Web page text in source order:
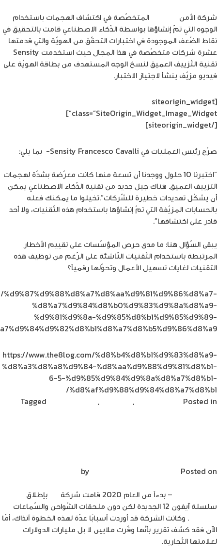
شركة الأمن
المتخصّصة في اكتشاف الهجمات باستخدام
الوجوه التي تمّ إنشاؤها بواسطة الذّكاء الاصطناعي قامت بالتحقيق في
نقاط الضّعف الموجودة في اختبارات التحقّق من الهويّة والتي قدمتها
عشرة شركات متخصّصة في هذا المجال حيث استخدمت Sensity
تقنية التّزييف العميق لنسخ الوجه المستهدف من بطاقة الهويّة على
فيديو مزيّف ينشأ لاجتياز الاختبار.
[siteorigin_widget
class=”SiteOrigin_Widget_Image_Widget”]
[/siteorigin_widget]
صرّح رئيس العمليات في Sensity Francesco Cavalli- بما يلي:
“اختبرنا 10 حلول ووجدنا أن تسعة منها كانت معرّضة بشدّة لهجمات
التزييف العميق. هناك جيل جديد من تقنية الذّكاء الاصطناعي يمكن
أن يشكّل تهديدات خطيرة للشّركات”.تخيلوا ما يمكنك فعله
بالحسابات المزيّفة التي تمّ إنشاؤها باستخدام هذه التّقنيات، ولا أحد
قادر على اكتشافها”.
يبقى السّؤال هنا: ما مدى حرص المؤسّسات على تقييم الأخطار
المرتبطة باستخدام التّقنيات النّاشئة على الرّغم من توظيف هذه
التقنيات لغايات تسهيل الأعمال وتحوّلها رقمياً؟
%d8%a7%d9%84%d8%b0%d9%83%d9%8a%d8%a9-
%d9%81%d9%8a-%d9%85%d8%b1%d9%85%d9%89-
https://www.the8log.com/%d8%b4%d8%b1%d9%83%d8%a9-
%d8%a3%d8%a8%d9%84-%d8%aa%d9%88%d9%81%d8%b1-
6-5-%d9%85%d9%84%d9%8a%d8%a7%d8%b1-
%d8%af%d9%88%d9%84%d8%a7%d8%b1/
Posted in
,
,
Tagged
Posted on
– بدءاً من العام 2020 قامت شركة
بإطلاق
سلسلة آيفون 12 الجديدة لكن دون ملحقات الشّواحن والسّماعات
. وكانت الشركة قد أوردت أسبابًا عدّة لهذه الخطوة آنذاك، أمّا
الآن فقد كشف تقرير بأنّها وفّرت ملايين لا بل مليارات الدولارات
لعلامتها التّجارية.